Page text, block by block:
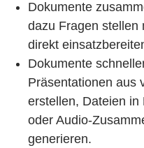
Dokumente
dazu Fragen stellen
direkt
Dokumente
Präsentationen aus
erstellen, Dateien in
oder Audio-
generieren.